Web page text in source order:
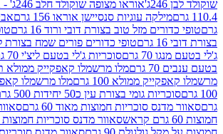
אוראו מצופה שוקולד חלב 246ג' - K
אוראו
מילקה עוגיות סנסיישן אוראו 156 גרם
אבקת
מזל טוב בצורת דובי ורוד 16 גרם
טופי כדורים
טופי כדורים פורים שמח בצורת ליצן 16 גרם
גרם
סוכריות ג'לי בטעם ליצ'י 70 גרם
סוכריות
מלו מרשמלו קאפקייק ממולא תות 100 גרם
ממולא 100 גרם
מלו מרשמלו קאפקייק שוקו
גומי בצורת עין כ50 יחידות 500 גרם
סוכריות חמוצות מאוד 60 גרם
סאוור מדנס
סאוור מדנס סוכריות חמוצות מדנס 60 גרם